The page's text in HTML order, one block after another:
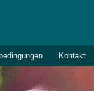
Kontakt